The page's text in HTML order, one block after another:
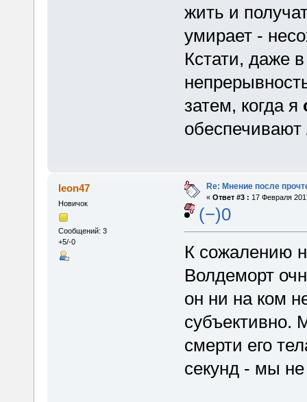
жить и
умирает -
Кстати, даже
затем, когда я
обеспечивают
leon47
Новичок
Сообщений: 3
+5/-0
Re: Мнение после
« Ответ #3 : 17 Февраля
(−)0
К сожалению
Волдеморт
он ни на ком
субъективно.
смерти его
секунд - мы